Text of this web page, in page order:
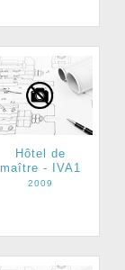
Hôtel de
maître - IVA1
2009